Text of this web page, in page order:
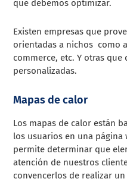
que debemos optimizar.
Existen empresas que
orientadas a nichos como
commerce, etc. Y otras
personalizadas.
Mapas de calor
Los mapas de calor están
los usuarios en una
permite determinar que
atención de nuestros
convencerlos de realizar un